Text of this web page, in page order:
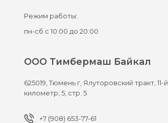
Режим работы:
пн-сб с 10:00 до 20:00
ООО Тимбермаш Байкал
625019,Тюмень г, Ялуторовский тракт, 11-й
километр, 5, стр. 5
+7 (908) 653-77-61